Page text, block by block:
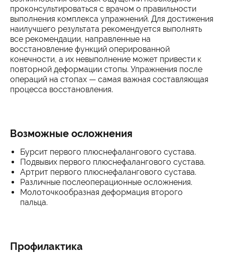
проконсультироваться с врачом о правильности
выполнения комплекса упражнений. Для достижения
наилучшего результата рекомендуется выполнять
все рекомендации, направленные на
восстановление функций оперированной
конечности, а их невыполнение может привести к
повторной деформации стопы. Упражнения после
операций на стопах — самая важная составляющая
процесса восстановления.
Возможные осложнения
Бурсит первого плюснефалангового сустава.
Подвывих первого плюснефалангового сустава.
Артрит первого плюснефалангового сустава.
Различные послеоперационные осложнения.
Молоточкообразная деформация второго
пальца.
Профилактика